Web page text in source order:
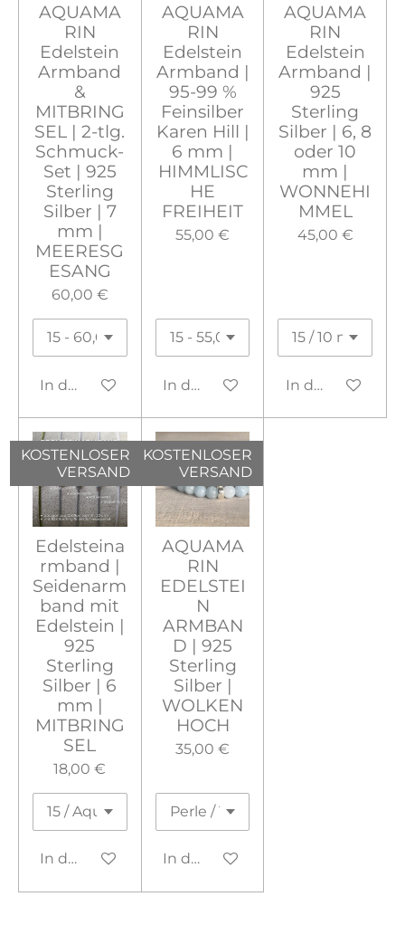
AQUAMA
RIN
Edelstein
Armband
&
MITBRING
SEL | 2-tlg.
Schmuck-
Set | 925
Sterling
Silber | 7
mm |
MEERESG
ESANG
60,00 €
In den Warenkorb
AQUAMA
RIN
Edelstein
Armband |
95-99 %
Feinsilber
Karen Hill |
6 mm |
HIMMLISC
HE
FREIHEIT
55,00 €
In den Warenkorb
AQUAMA
RIN
Edelstein
Armband |
925
Sterling
Silber | 6, 8
oder 10
mm |
WONNEHI
MMEL
45,00 €
In den
KOSTENLOSER
VERSAND
Edelsteina
rmband |
Seidenarm
band mit
Edelstein |
925
Sterling
Silber | 6
mm |
MITBRING
SEL
18,00 €
In den Warenkorb
KOSTENLOSER
VERSAND
AQUAMA
RIN
EDELSTEI
N
ARMBAN
D | 925
Sterling
Silber |
WOLKEN
HOCH
35,00 €
In den Warenkorb